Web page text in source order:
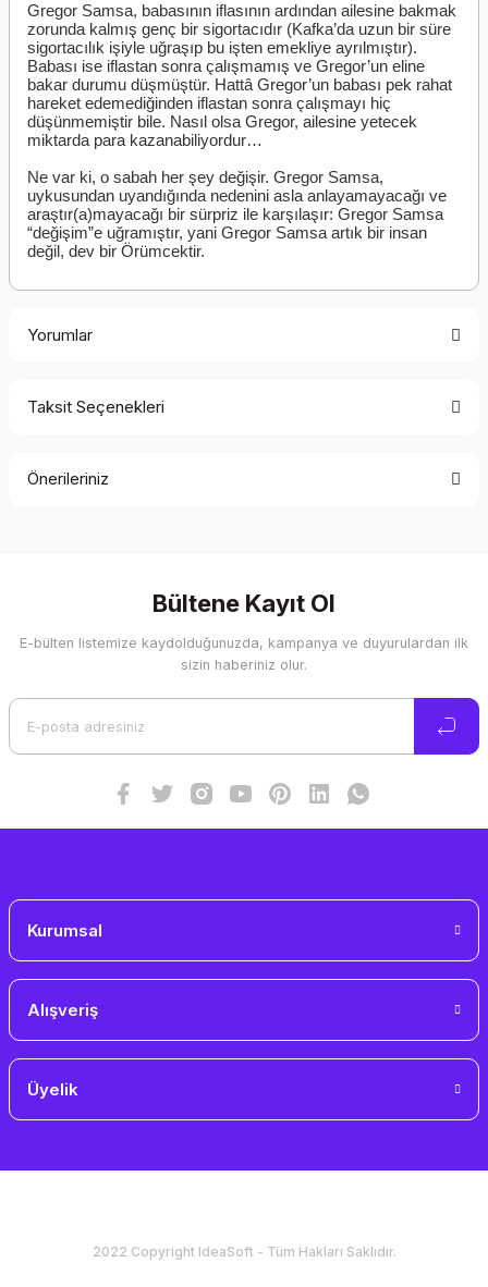
Gregor Samsa, babasının iflasının ardından ailesine bakmak
zorunda kalmış genç bir sigortacıdır (Kafka’da uzun bir süre
sigortacılık işiyle uğraşıp bu işten emekliye ayrılmıştır).
Babası ise iflastan sonra çalışmamış ve Gregor’un eline
bakar durumu düşmüştür. Hattâ Gregor’un babası pek rahat
hareket edemediğinden iflastan sonra çalışmayı hiç
düşünmemiştir bile. Nasıl olsa Gregor, ailesine yetecek
miktarda para kazanabiliyordur…
Ne var ki, o sabah her şey değişir. Gregor Samsa,
uykusundan uyandığında nedenini asla anlayamayacağı ve
araştır(a)mayacağı bir sürpriz ile karşılaşır: Gregor Samsa
“değişim”e uğramıştır, yani Gregor Samsa artık bir insan
değil, dev bir Örümcektir.
Yorumlar
Taksit Seçenekleri
Önerileriniz
Görüş ve önerileriniz için teşekkür ederiz.
Ürün resmi kalitesiz, bozuk veya görüntülenemiyor.
Bültene Kayıt Ol
E-bülten listemize kaydolduğunuzda, kampanya ve duyurulardan ilk
sizin haberiniz olur.
Kurumsal
Alışveriş
Üyelik
2022 Copyright IdeaSoft - Tüm Hakları Saklıdır.